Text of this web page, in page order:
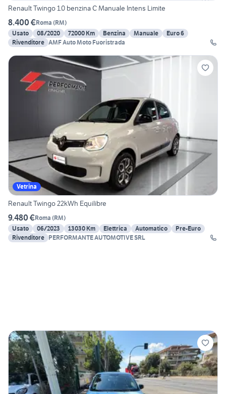
Renault Twingo 1.0 benzina C Manuale Intens Limite
8.400 €Roma (RM)
Usato
08/2020 72000 Km Benzina Manuale
Euro 6
Rivenditore AMF Auto Moto Fuoristrada
Vetrina
Renault Twingo 22kWh Equilibre
9.480 €Roma (RM)
Usato
06/2023 13030 Km Elettrica Automatico
Pre-Euro
Rivenditore PERFORMANTE AUTOMOTIVE SRL